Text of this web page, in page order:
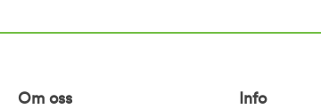
Om oss Info